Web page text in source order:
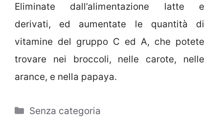
Eliminate dall’alimentazione latte e
derivati, ed aumentate le quantità di
vitamine del gruppo C ed A, che potete
trovare nei broccoli, nelle carote, nelle
arance, e nella papaya.
Categorie
Senza categoria